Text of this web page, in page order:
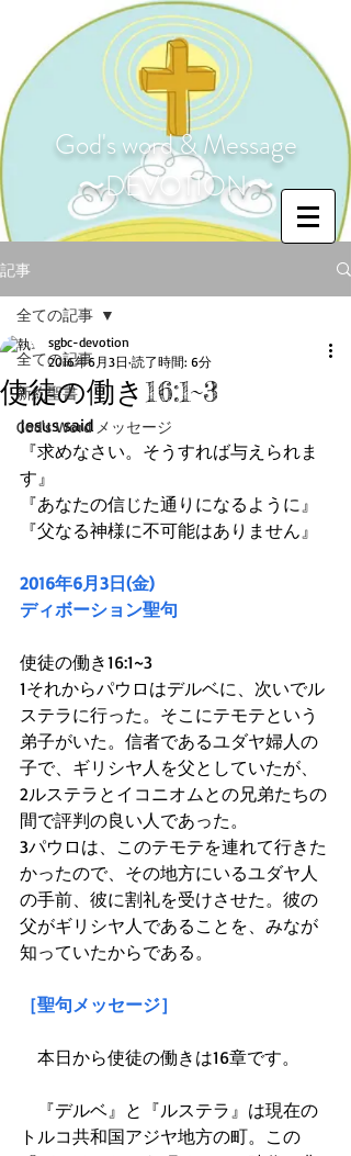
God's word & Message
〜DEVOTION〜
記事
全ての記事
新約聖書
God's Word メッセージ
全ての記事
使徒の働き16:1~3
sgbc-devotion
2016年6月3日 読了時間: 6分
Jesus said
『求めなさい。そうすれば与えられま
す』
『あなたの信じた通りになるように』
『父なる神様に不可能はありません』
2016年6月3日(金)
ディボーション聖句
使徒の働き16:1~3
1それからパウロはデルベに、次いでル
ステラに行った。そこにテモテという
弟子がいた。信者であるユダヤ婦人の
子で、ギリシヤ人を父としていたが、
2ルステラとイコニオムとの兄弟たちの
間で評判の良い人であった。
3パウロは、このテモテを連れて行きた
かったので、その地方にいるユダヤ人
の手前、彼に割礼を受けさせた。彼の
父がギリシヤ人であることを、みなが
知っていたからである。
［聖句メッセージ］
本日から使徒の働きは16章です。
『デルベ』と『ルステラ』は現在の
トルコ共和国アジヤ地方の町。この